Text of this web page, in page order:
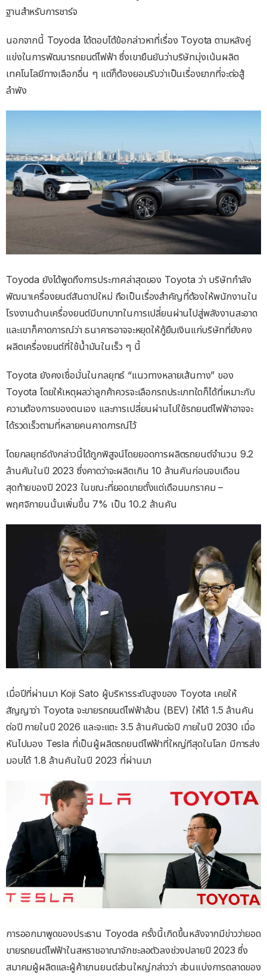
ฐานสำหรับการชาร์จ
นอกจากนี้ Toyoda ได้ตอบโต้ข้อกล่าวหาที่เรื่อง Toyota ตามหลังคู่
แข่งในการพัฒนารถยนต์ไฟฟ้า ซึ่งเขายืนยันว่าบริษัทมุ่งเน้นผลิต
เทคโนโลยีทางเลือกอื่น ๆ แต่ก็ต้องยอมรับว่าเป็นเรื่องยากที่จะต่อสู้
ลำพัง
Toyoda ยังได้พูดถึงการประกาศล่าสุดของ Toyota ว่า บริษัทกำลัง
พัฒนาเครื่องยนต์สันดาปใหม่ ถือเป็นเรื่องสำคัญที่ต้องให้พนักงานใน
โรงงานด้านเครื่องยนต์มีบทบาทในการเปลี่ยนผ่านไปสู่พลังงานสะอาด
และเขาก็คาดการณ์ว่า ธนาคารอาจจะหยุดให้กู้ยืมเงินแก่บริษัทที่ยังคง
ผลิตเครื่องยนต์ที่ใช้น้ำมันในเร็ว ๆ นี้
Toyota ยังคงเชื่อมั่นในกลยุทธ์ “แนวทางหลายเส้นทาง” ของ
Toyota โดยให้เหตุผลว่าลูกค้าควรจะเลือกรถประเภทใดก็ได้ที่เหมาะกับ
ความต้องการของตนเอง และการเปลี่ยนผ่านไปใช้รถยนต์ไฟฟ้าอาจจะ
ได้รวดเร็วตามที่หลายคนคาดการณ์ไว้
โดยกลยุทธ์ดังกล่าวนี้ได้ถูกพิสูจน์โดยยอดการผลิตรถยนต์จำนวน 9.2
ล้านคันในปี 2023 ซึ่งคาดว่าจะผลิตเกิน 10 ล้านคันก่อนจบเดือน
สุดท้ายของปี 2023 ในขณะที่ยอดขายตั้งแต่เดือนมกราคม –
พฤศจิกายนนั้นเพิ่มขึ้น 7% เป็น 10.2 ล้านคัน
เมื่อปีที่ผ่านมา Koji Sato ผู้บริหารระดับสูงของ Toyota เคยให้
สัญญาว่า Toyota จะขายรถยนต์ไฟฟ้าล้วน (BEV) ให้ได้ 1.5 ล้านคัน
ต่อปี ภายในปี 2026 และจะแตะ 3.5 ล้านคันต่อปี ภายในปี 2030 เมื่อ
หันไปมอง Tesla ที่เป็นผู้ผลิตรถยนต์ไฟฟ้าที่ใหญ่ทีสุดในโลก มีการส่ง
มอบได้ 1.8 ล้านคันในปี 2023 ที่ผ่านมา
การออกมาพูดของประธาน Toyoda ครั้งนี้เกิดขึ้นหลังจากมีข่าวว่ายอด
ขายรถยนต์ไฟฟ้าในสหราชอาณาจักชะลอตัวลงช่วงปลายปี 2023 ซึ่ง
สมาคมผู้ผลิตและผู้ค้ายานยนต์ส่วนใหญ่กล่าวว่า ส่วนแบ่งการตลาดของ